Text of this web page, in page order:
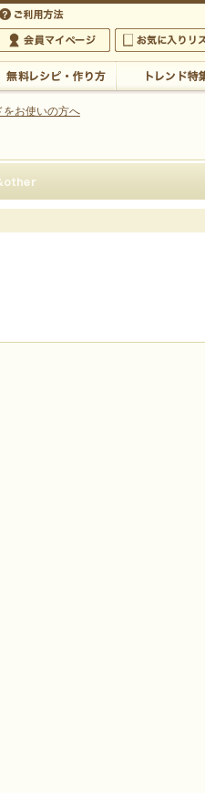
円以上のご注文で送料は当店が負担いた
が負担いたします
員マイページ
お気に入りリスト
をお使いの方へ